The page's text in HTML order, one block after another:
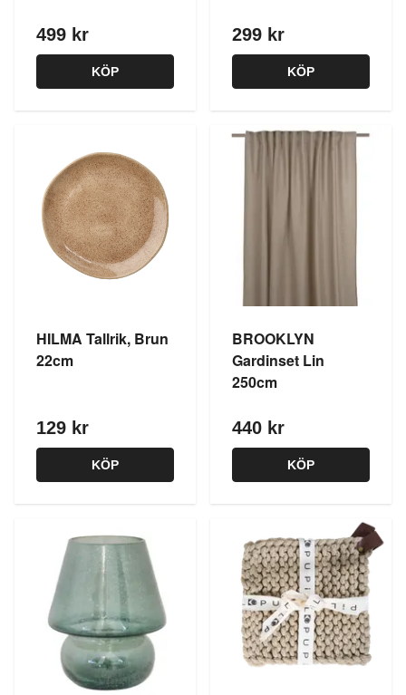
499 kr
KÖP
299 kr
KÖP
HILMA Tallrik, Brun
22cm
129 kr
KÖP
BROOKLYN
Gardinset Lin
250cm
440 kr
KÖP